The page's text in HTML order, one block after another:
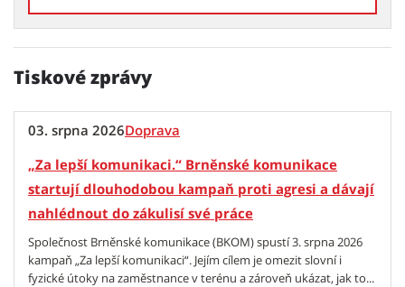
Tiskové zprávy
03. srpna 2026Doprava
„Za lepší komunikaci.“ Brněnské komunikace
startují dlouhodobou kampaň proti agresi a dávají
nahlédnout do zákulisí své práce
Společnost Brněnské komunikace (BKOM) spustí 3. srpna 2026
kampaň „Za lepší komunikaci“. Jejím cílem je omezit slovní i
fyzické útoky na zaměstnance v terénu a zároveň ukázat, jak to...